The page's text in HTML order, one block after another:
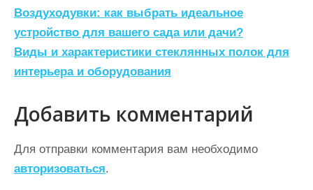
Н
а
в
и
г
а
ц
и
Воздуходувки: как выбрать идеальное
устройство для вашего сада или дачи?
Виды и характеристики стеклянных полок для
интерьера и оборудования
Добавить комментарий
Для отправки комментария вам необходимо
авторизоваться.